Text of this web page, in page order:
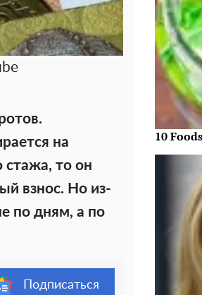
на
стажа, то он
взнос. Но из-
по дням, а по
Подписаться
10